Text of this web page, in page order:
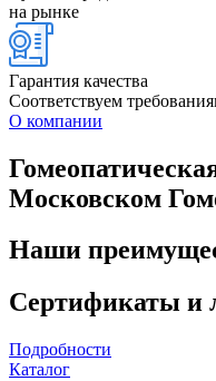
на рынке
Гарантия качества
Соответствуем
О компании
Московском
Наши
Сертификаты и
Подробности
Каталог